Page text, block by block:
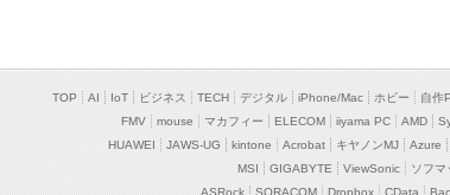
TOP AI IoT ビジネス TECH デジタル iPhone/Mac ホビー 自作
FMV
mouse マカフィー ELECOM iiyama PC AMD
HUAWEI
JAWS-UG kintone Acrobat キヤノンMJ Azure
MSI
GIGABYTE ViewSonic ソフマ
ASRock
SORACOM Dropbox CData